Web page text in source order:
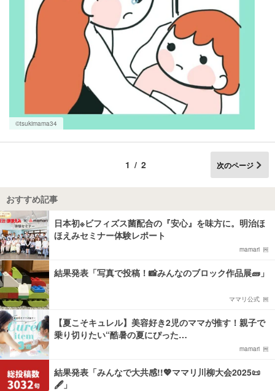
©tsukimama34
1/2 次のページ
おすすめ記事
日本初※ビフィズス菌配合の『安心』を味方に。明治ほ
ほえみセミナー体験レポート
mamari
結果発表「写真で投稿！📸みんなのブロック作品展🧱」
ママリ公式
【夏こそキュレル】美容好き2児のママが推す！親子で
乗り切りたい“酷暑の夏にぴった…
mamari
結果発表「みんなで大共感!!💖ママリ川柳大会2025📜
🖋️」